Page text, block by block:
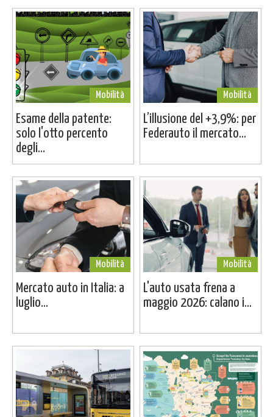
Mobilità
Esame della patente:
solo l'otto percento
degli...
Mobilità
L’illusione del +3,9%: per
Federauto il mercato...
Mobilità
Mercato auto in Italia: a
luglio...
Mobilità
L'auto usata frena a
maggio 2026: calano i...